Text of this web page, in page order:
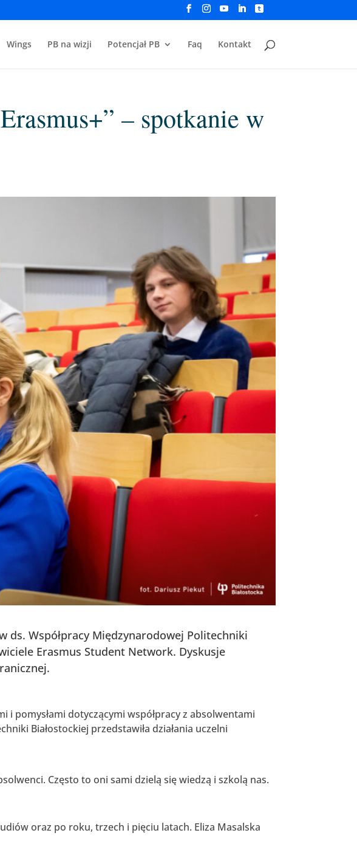
Wings PB na wizji Potencjał PB Faq Kontakt
– spotkanie w
ds. Współpracy Międzynarodowej Politechniki
Erasmus Student Network. Dyskusje
i pomysłami dotyczącymi współpracy z absolwentami
Białostockiej przedstawiła działania uczelni
Często to oni sami dzielą się wiedzą i szkolą nas.
oraz po roku, trzech i pięciu latach. Eliza Masalska